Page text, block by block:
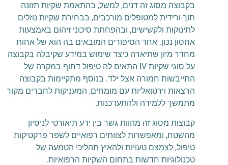
בקבוצה מסוג זה דנים, למשל, בהתאמת שקיות תזונה
תוך-ורידית למטופלים מורכבים, בבחירת שקיות נוזלים
לתינוקות ולקשישים, ובהפחתת סיכוני זיהום באמצעות
אחסון נכון. אחד הסיפורים המובאים בה הוא של אחות
מחדר מיון שתיארה כיצד שימוש במידע שקיבלה בקבוצה
על סוגי שקיות IV התאים לה טיפול דחוף במקרה של
התייבשות חמורה אצל ילד. בנוסף מתקיימות בקבוצה
הרצאות וירטואליות עם מומחים, המעניקות לחברים מקור
מתמשך ללמידה ולהתעדכנות.
קבוצות מסוג זה מהוות גשר בין ידע תיאורטי לניסיון
מהשטח, ומאפשרות לצוותים רפואיים לשפר פרקטיקות
טיפול, לצמצם טעויות ולהאיץ תהליכי הטמעה של
טכנולוגיות חדשות בתחום השקיות הרפואיות.